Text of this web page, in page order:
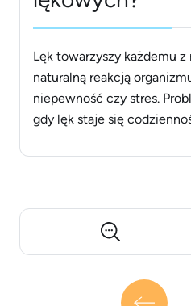
Lęk towarzyszy każdemu z
naturalną reakcją
niepewność czy stres.
gdy lęk staje się
funkcjonowanie. Wtedy
wiele sposobów. Warto